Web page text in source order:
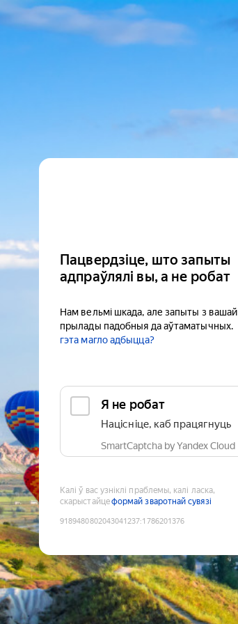
Пацвердзіце, што запыты
адпраўлялі вы, а не робат
Нам вельмі шкада, але запыты з вашай
прылады падобныя да аўтаматычных.
гэта магло адбыцца?
Я не робат
Націсніце, каб працягнуць
SmartCaptcha by Yandex Cloud
Калі ў вас узніклі праблемы, калі ласка,
скарыстайцеформай зваротнай сувязі
9189480802043041237:1786201376